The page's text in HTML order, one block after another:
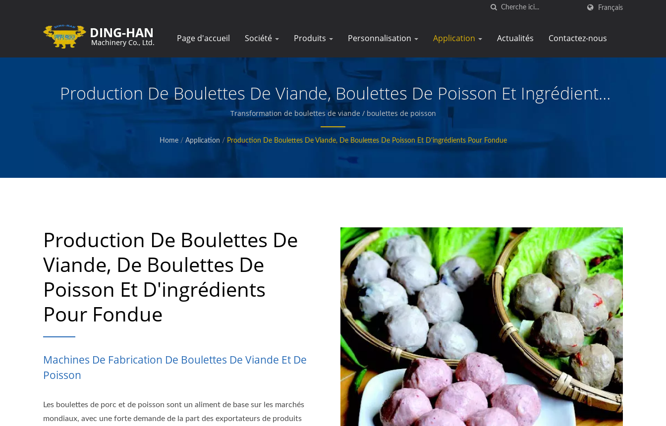
Français
Page d'accueil Société Produits Personnalisation Application Actualités Contactez-nous
Production De Boulettes De Viande, Boulettes De Poisson Et Ingrédients
Pour Fondue
Transformation de boulettes de viande / boulettes de poisson
Home / Application / Production De Boulettes De Viande, De Boulettes De Poisson Et D'ingrédients Pour Fondue
Production De Boulettes De
Viande, De Boulettes De
Poisson Et D'ingrédients
Pour Fondue
Machines De Fabrication De Boulettes De Viande Et De
Poisson
Les boulettes de porc et de poisson sont un aliment de base sur les marchés
mondiaux, avec une forte demande de la part des exportateurs de produits